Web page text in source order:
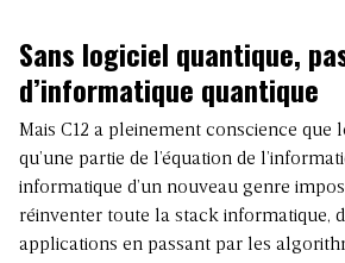
Sans logiciel quantique,
d’informatique quantique
Mais C12 a pleinement conscience que
qu’une partie de l’équation de
informatique d’un nouveau genre
réinventer toute la stack informatique,
applications en passant par les